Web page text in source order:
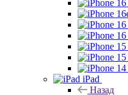
iPad
Назад